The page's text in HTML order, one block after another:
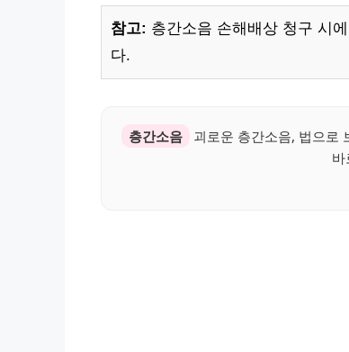
참고: 층간소음 손해배상 청구 시
다.
층간소음
괴로운 층간소음, 법으로